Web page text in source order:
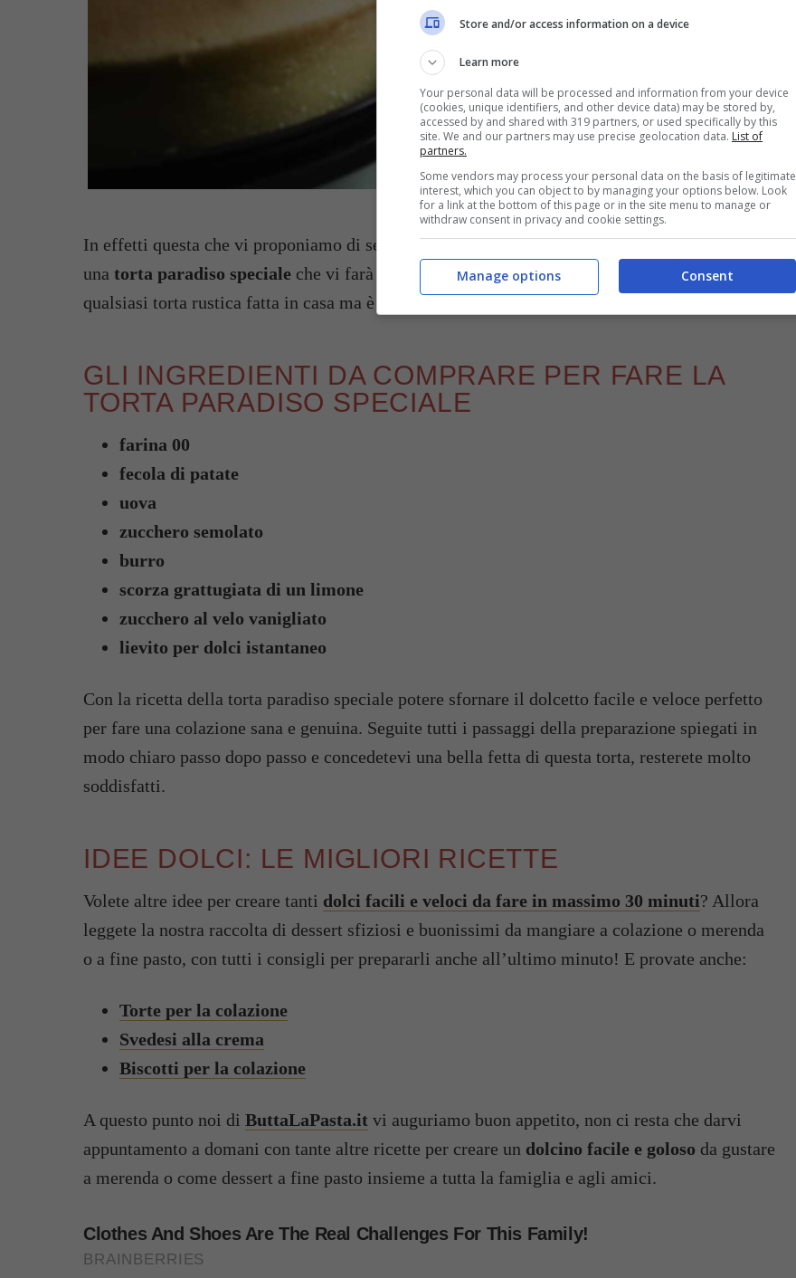
Come fare la torta paradiso con la ricetta facile – buttalapasta.it
In effetti questa che vi proponiamo di seguito è una sorta di variazione sul tema, si tratta di
una torta paradiso speciale che vi farà leccare i baffi. Infatti non è solo deliziosa come una
qualsiasi torta rustica fatta in casa ma è straordinariamente soffice.
GLI INGREDIENTI DA COMPRARE PER FARE LA
TORTA PARADISO SPECIALE
farina 00
fecola di patate
uova
zucchero semolato
burro
scorza grattugiata di un limone
zucchero al velo vanigliato
lievito per dolci istantaneo
Con la ricetta della torta paradiso speciale potere sfornare il dolcetto facile e veloce perfetto
per fare una colazione sana e genuina. Seguite tutti i passaggi della preparazione spiegati in
modo chiaro passo dopo passo e concedetevi una bella fetta di questa torta, resterete molto
soddisfatti.
IDEE DOLCI: LE MIGLIORI RICETTE
Volete altre idee per creare tanti dolci facili e veloci da fare in massimo 30 minuti? Allora
leggete la nostra raccolta di dessert sfiziosi e buonissimi da mangiare a colazione o merenda
o a fine pasto, con tutti i consigli per prepararli anche all’ultimo minuto! E provate anche:
Torte per la colazione
Svedesi alla crema
Biscotti per la colazione
A questo punto noi di ButtaLaPasta.it vi auguriamo buon appetito, non ci resta che darvi
appuntamento a domani con tante altre ricette per creare un dolcino facile e goloso da gustare
a merenda o come dessert a fine pasto insieme a tutta la famiglia e agli amici.
Store and/or access information on a device
Learn more
Your personal data will be processed and information from your device
(cookies, unique identifiers, and other device data) may be stored by,
accessed by and shared with 319 partners, or used specifically by this
site. We and our partners may use precise geolocation data. List of
partners.
Some vendors may process your personal data on the basis of legitimate
interest, which you can object to by managing your options below. Look
for a link at the bottom of this page or in the site menu to manage or
withdraw consent in privacy and cookie settings.
Consent
Manage options